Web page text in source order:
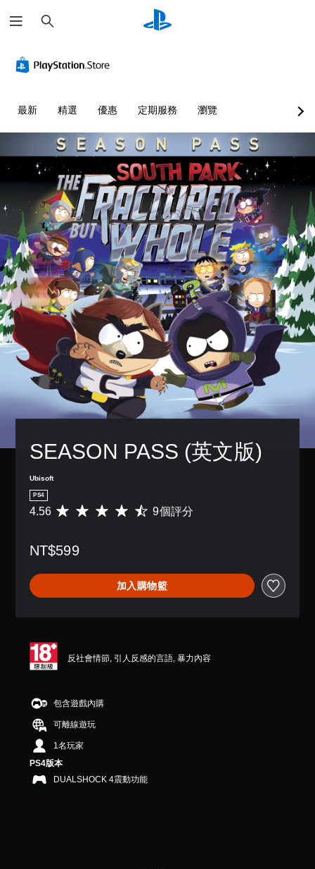
尋
最新 精選 優惠 定期服務 瀏覽
SEASON PASS (英文版)
Ubisoft
PS4
平
分
4
.
（
滿
顆
）
，
共
9
則
4.56 9個評分
NT$599
加入購物籃
反社會情節, 引人反感的言語, 暴力內容
包含遊戲內購
可離線遊玩
1名玩家
PS4版本
DUALSHOCK 4震動功能